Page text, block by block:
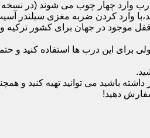
وارد کردن ضربه مغزی سیلندر
قفل موجود در جهان برای کشور
این درب ها استفاده کنید و
باشید می توانید تهیه کنید و
دهید!